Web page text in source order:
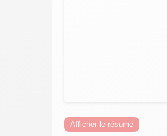
Afficher le résumé